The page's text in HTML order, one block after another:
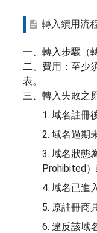
轉入續用流
一、轉入步驟（
二、費用：至少
表。
三、轉入失敗之
1. 域名註冊
2. 域名過期
3. 域名狀態
Prohibited）
4. 域名已進
5. 原註冊商
6. 違反該域